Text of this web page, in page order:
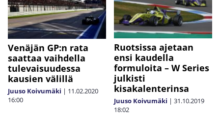
Venäjän GP:n rata
saattaa vaihdella
tulevaisuudessa
kausien välillä
Juuso Koivumäki | 11.02.2020
16:00
Ruotsissa ajetaan
ensi kaudella
formuloita – W Series
julkisti
kisakalenterinsa
Juuso Koivumäki | 31.10.2019
18:02